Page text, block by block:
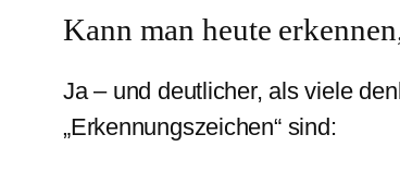
Kann man heute
Ja – und deutlicher, als viele
„Erkennungszeichen“ sind: